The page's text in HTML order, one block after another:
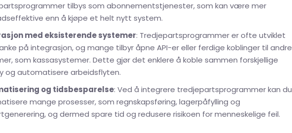
tilbys som abonnementstjenester, som kan være mer
enn å kjøpe et helt nytt system.
med eksisterende systemer: Tredjepartsprogrammer er ofte utviklet
på integrasjon, og mange tilbyr åpne API-er eller ferdige koblinger til andre
som kassasystemer. Dette gjør det enklere å koble sammen forskjellige
og automatisere arbeidsflyten.
og tidsbesparelse: Ved å integrere tredjepartsprogrammer kan du
mange prosesser, som regnskapsføring, lagerpåfylling og
og dermed spare tid og redusere risikoen for menneskelige feil.